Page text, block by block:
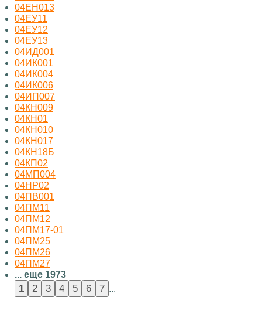
04ЕН013
04ЕУ11
04ЕУ12
04ЕУ13
04ИД001
04ИК001
04ИК004
04ИК006
04ИП007
04КН009
04КН01
04КН010
04КН017
04КН18Б
04КП02
04МП004
04НР02
04ПВ001
04ПМ11
04ПМ12
04ПМ17-01
04ПМ25
04ПМ26
04ПМ27
... еще 1973
...